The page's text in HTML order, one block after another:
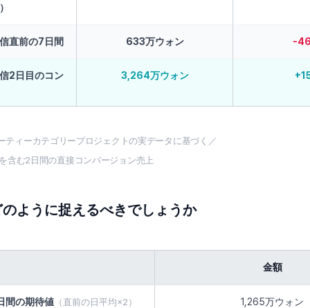
直前の7日間 633万ウォン -
2日目のコン 3,264万ウォン
ィーカテゴリープロジェクトの実データに基づく／
含む2日間の直接コンバージョン売上
ように捉えるべきでしょうか
金額
間の期待値 （直前の日平均×2） 1,265万ウォン